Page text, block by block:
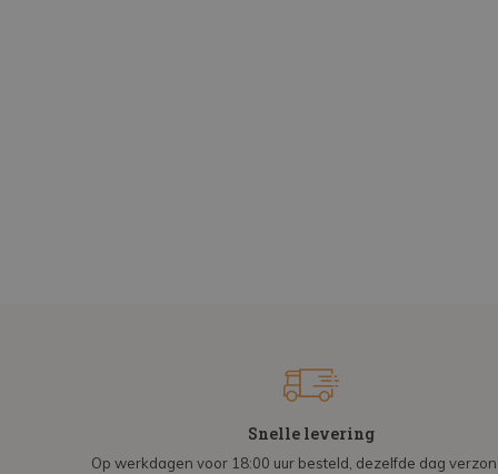
Snelle levering
Op werkdagen voor 18:00 uur besteld, dezelfde dag